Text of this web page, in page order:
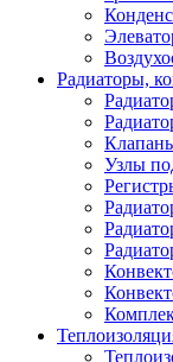
Радиаторы,
Узлы